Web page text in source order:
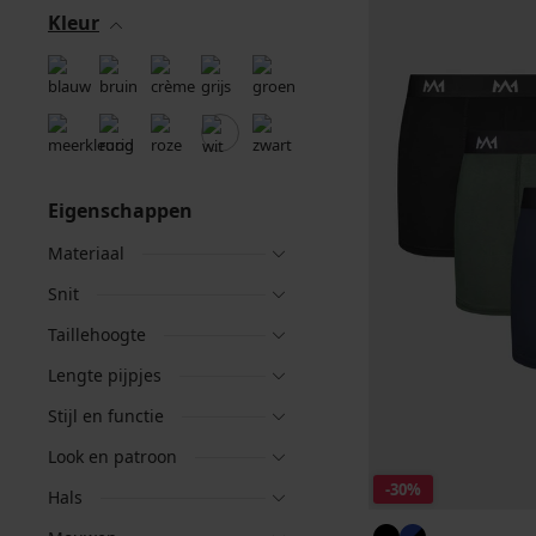
Kleur
Eigenschappen
Materiaal
Snit
Taillehoogte
Lengte pijpjes
Stijl en functie
Look en patroon
Hals
-30%